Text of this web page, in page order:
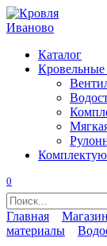
Перейти
к
Каталог
0
Search
for:
Главная Магазин
материалы